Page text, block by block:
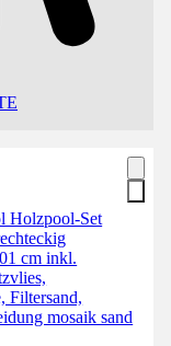
Holzpool-Set
cm inkl.
Filtersand,
mosaik sand